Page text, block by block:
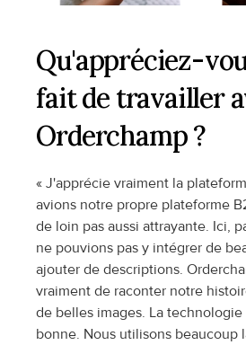
Qu'appréciez-
fait de travailler
Orderchamp ?
« J'apprécie vraiment la
avions notre propre plateforme
de loin pas aussi attrayante. Ici,
ne pouvions pas y intégrer de
ajouter de descriptions.
vraiment de raconter notre
de belles images. La
bonne. Nous utilisons beaucoup